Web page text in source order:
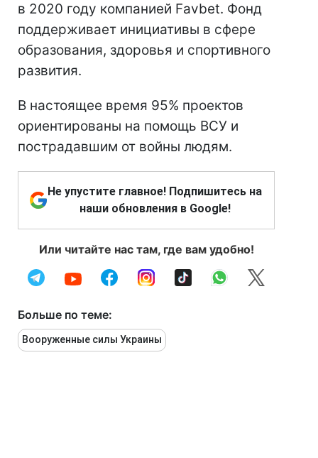
в 2020 году компанией Favbet. Фонд
поддерживает инициативы в сфере
образования, здоровья и спортивного
развития.
В настоящее время 95% проектов
ориентированы на помощь ВСУ и
пострадавшим от войны людям.
Не упустите главное! Подпишитесь на
наши обновления в Google!
Или читайте нас там, где вам удобно!
Больше по теме:
Вооруженные силы Украины